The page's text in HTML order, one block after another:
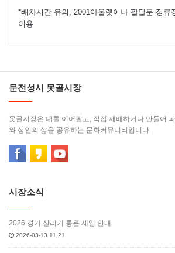
*배차시간 유의, 2001아울렛이나 팔달문 정류
이용
문전성시 못골시장
못골시장은 대를 이어팔고, 직접 재배하거나 만들어
와 상인의 삶을 공유하는 문화커뮤니티입니다.
시장소식
2026 경기 살리기 통큰 세일 안내
2026-03-13 11:21